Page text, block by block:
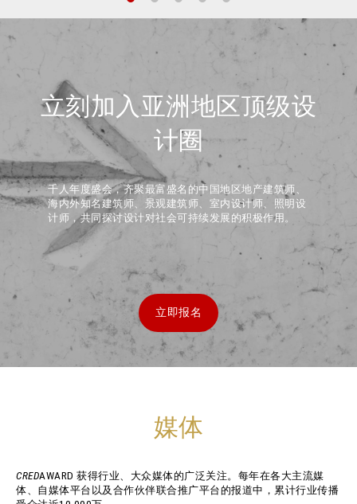
立刻加入亚洲地区顶级设
计圈
千人年度盛会，齐聚最富盛名的中国地区地产建筑师、
海内外知名建筑师、景观建筑师、室内设计师、照明设
计师，共同探讨设计对社会可持续发展的积极作用。
立即报名
媒体
CREDAWARD 获得行业、大众媒体的广泛关注。每年在各大主流媒
体、自媒体平台以及合作伙伴联合推广平台的报道中，累计行业传播